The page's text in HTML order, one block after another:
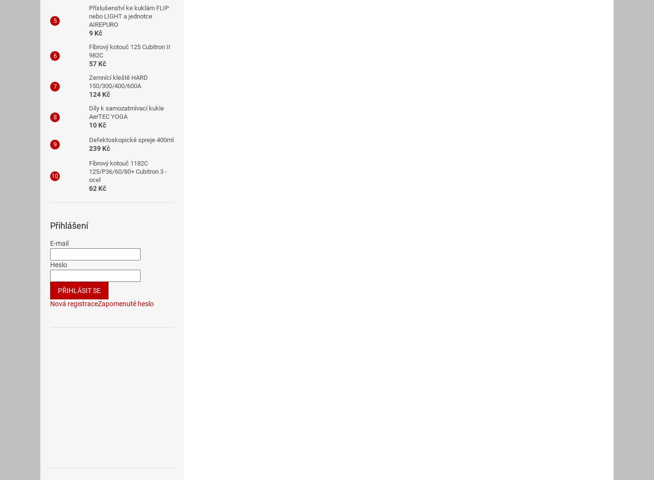
Příslušenství ke kuklám FLIP
nebo LIGHT a jednotce
AIREPURO
9 Kč
Fíbrový kotouč 125 Cubitron II
982C
57 Kč
Zemnící kleště HARD
150/300/400/600A
124 Kč
Díly k samozatmívací kukle
AerTEC YOGA
10 Kč
Defektoskopické spreje 400ml
239 Kč
Fíbrový kotouč 1182C
125/P36/60/80+ Cubitron 3 -
ocel
62 Kč
Přihlášení
E-mail
Heslo
PŘIHLÁSIT SE
Nová registraceZapomenuté heslo